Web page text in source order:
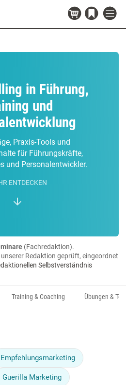
in Führung,
und
Praxis-Tools und
für Führungskräfte,
und Personalentwickler.
ENTDECKEN
(Fachredaktion).
Redaktion geprüft, eingeordnet
Selbstverständnis
Training & Coaching Übungen &
Empfehlungsmarketing
Guerilla Marketing